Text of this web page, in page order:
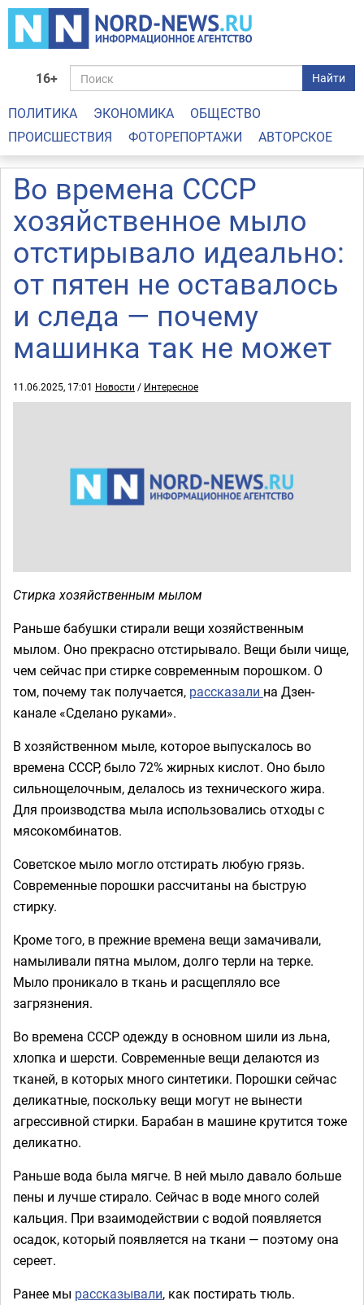
16+ Найти
ПОЛИТИКА ЭКОНОМИКА
ОБЩЕСТВО
ПРОИСШЕСТВИЯ
ФОТОРЕПОРТАЖИ АВТОРСКОЕ
Во времена СССР
хозяйственное мыло
отстирывало идеально:
от пятен не оставалось
и следа — почему
машинка так не может
11.06.2025, 17:01 Новости / Интересное
Стирка хозяйственным мылом
Раньше бабушки стирали вещи хозяйственным
мылом. Оно прекрасно отстирывало. Вещи были чище,
чем сейчас при стирке современным порошком. О
том, почему так получается, рассказали на Дзен-
канале «Сделано руками».
В хозяйственном мыле, которое выпускалось во
времена СССР, было 72% жирных кислот. Оно было
сильнощелочным, делалось из технического жира.
Для производства мыла использовались отходы с
мясокомбинатов.
Советское мыло могло отстирать любую грязь.
Современные порошки рассчитаны на быструю
стирку.
Кроме того, в прежние времена вещи замачивали,
намыливали пятна мылом, долго терли на терке.
Мыло проникало в ткань и расщепляло все
загрязнения.
Во времена СССР одежду в основном шили из льна,
хлопка и шерсти. Современные вещи делаются из
тканей, в которых много синтетики. Порошки сейчас
деликатные, поскольку вещи могут не вынести
агрессивной стирки. Барабан в машине крутится тоже
деликатно.
Раньше вода была мягче. В ней мыло давало больше
пены и лучше стирало. Сейчас в воде много солей
кальция. При взаимодействии с водой появляется
осадок, который появляется на ткани — поэтому она
сереет.
Ранее мы рассказывали, как постирать тюль.